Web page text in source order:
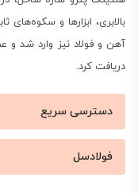
بالابری، ابزارها و
آهن و فولاد نیز وارد شد و
دریافت کرد.
دسترسی سریع
فولادسل